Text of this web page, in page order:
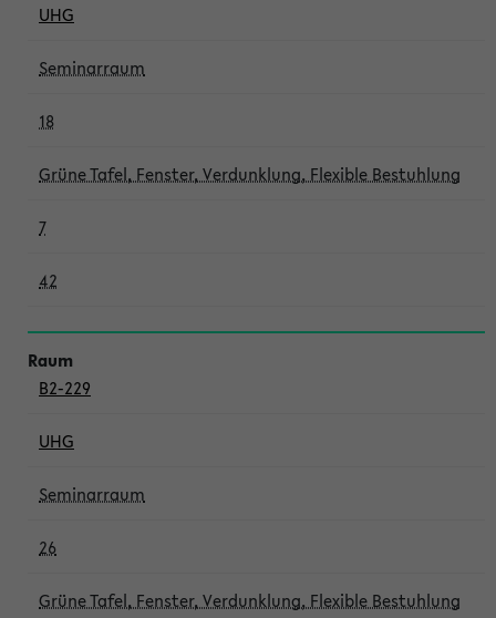
UHG
Seminarraum
18
Grüne Tafel, Fenster, Verdunklung, Flexible Bestuhlung
7
42
B2-229
UHG
Seminarraum
26
Grüne Tafel, Fenster, Verdunklung, Flexible Bestuhlung